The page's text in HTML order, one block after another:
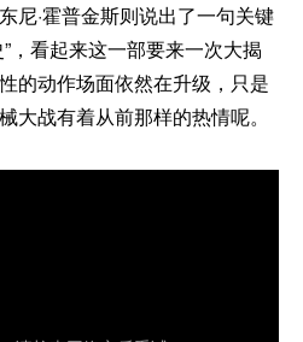
尼·霍普金斯则说出了一句关键
，看起来这一部要来一次大揭
的动作场面依然在升级，只是
大战有着从前那样的热情呢。